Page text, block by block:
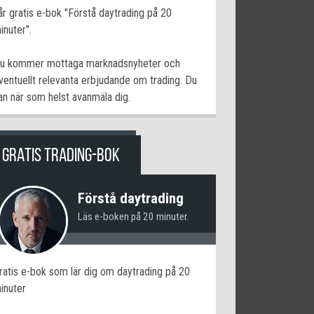
gratis e-bok "Förstå daytrading på 20
kommer mottaga marknadsnyheter och
relevanta erbjudande om trading. Du
när som helst avanmäla dig.
GRATIS TRADING-BOK
Förstå daytrading
Läs e-boken på 20 minuter.
e-bok som lär dig om daytrading på 20